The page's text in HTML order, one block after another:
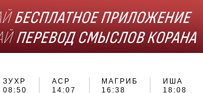
ЗУХР
08:50
АСР
14:07
МАГРИБ
16:38
ИША
18:08